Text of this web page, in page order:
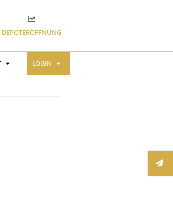
DEPOTERÖFFNUNG
LOGIN